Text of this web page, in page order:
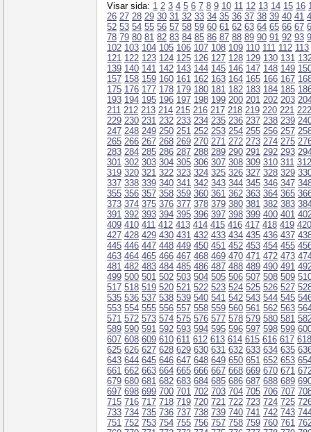
Visar sida: 1 2 3 4 5 6 7 8 9 10 11 12 13 14 15 16
26 27 28 29 30 31 32 33 34 35 36 37 38 39 40 41
52 53 54 55 56 57 58 59 60 61 62 63 64 65 66 67
78 79 80 81 82 83 84 85 86 87 88 89 90 91 92 93
102 103 104 105 106 107 108 109 110 111 112 113
121 122 123 124 125 126 127 128 129 130 131
139 140 141 142 143 144 145 146 147 148 149
157 158 159 160 161 162 163 164 165 166 167
175 176 177 178 179 180 181 182 183 184 185
193 194 195 196 197 198 199 200 201 202 203
211 212 213 214 215 216 217 218 219 220 221 222
229 230 231 232 233 234 235 236 237 238 239
247 248 249 250 251 252 253 254 255 256 257
265 266 267 268 269 270 271 272 273 274 275
283 284 285 286 287 288 289 290 291 292 293
301 302 303 304 305 306 307 308 309 310 311 312
319 320 321 322 323 324 325 326 327 328 329
337 338 339 340 341 342 343 344 345 346 347
355 356 357 358 359 360 361 362 363 364 365
373 374 375 376 377 378 379 380 381 382 383
391 392 393 394 395 396 397 398 399 400 401
409 410 411 412 413 414 415 416 417 418 419 420
427 428 429 430 431 432 433 434 435 436 437
445 446 447 448 449 450 451 452 453 454 455
463 464 465 466 467 468 469 470 471 472 473
481 482 483 484 485 486 487 488 489 490 491
499 500 501 502 503 504 505 506 507 508 509
517 518 519 520 521 522 523 524 525 526 527
535 536 537 538 539 540 541 542 543 544 545
553 554 555 556 557 558 559 560 561 562 563
571 572 573 574 575 576 577 578 579 580 581
589 590 591 592 593 594 595 596 597 598 599
607 608 609 610 611 612 613 614 615 616 617 618
625 626 627 628 629 630 631 632 633 634 635
643 644 645 646 647 648 649 650 651 652 653
661 662 663 664 665 666 667 668 669 670 671
679 680 681 682 683 684 685 686 687 688 689
697 698 699 700 701 702 703 704 705 706 707
715 716 717 718 719 720 721 722 723 724 725
733 734 735 736 737 738 739 740 741 742 743
751 752 753 754 755 756 757 758 759 760 761